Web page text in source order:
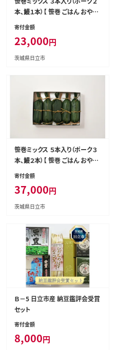
本、鰻１本）【 笹巻 ごはん おやつ
茨城県 日立市 】
寄付金額
23,000円
茨城県日立市
笹巻ミックス ５本入り（ポーク３
本、鰻２本）【 笹巻 ごはん おやつ
茨城県 日立市 】
寄付金額
37,000円
茨城県日立市
Ｂ－5 日立市産 納豆鑑評会受賞
セット
寄付金額
8,000円